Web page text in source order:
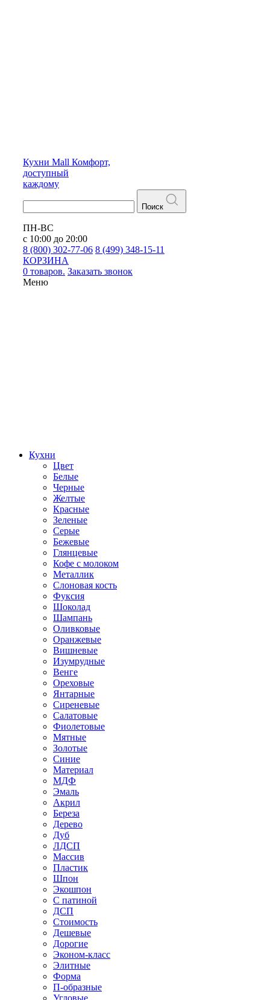
Кухни Mall Комфорт,
доступный
каждому
Поиск
ПН-ВС
с 10:00 до 20:00
8 (800) 302-77-06 8 (499) 348-15-11
КОРЗИНА
0 товаров. Заказать звонок
Меню
Кухни
Цвет
Белые
Черные
Желтые
Красные
Зеленые
Серые
Бежевые
Глянцевые
Кофе с молоком
Металлик
Слоновая кость
Фуксия
Шоколад
Шампань
Оливковые
Оранжевые
Вишневые
Изумрудные
Венге
Ореховые
Янтарные
Сиреневые
Салатовые
Фиолетовые
Мятные
Золотые
Синие
Материал
МДФ
Эмаль
Акрил
Береза
Дерево
Дуб
ЛДСП
Массив
Пластик
Шпон
Экошпон
С патиной
ДСП
Стоимость
Дешевые
Дорогие
Эконом-класс
Элитные
Форма
П-образные
Угловые